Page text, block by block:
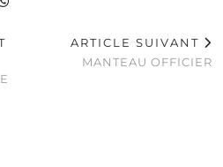
ARTICLE SUIVANT
MANTEAU OFFICIER